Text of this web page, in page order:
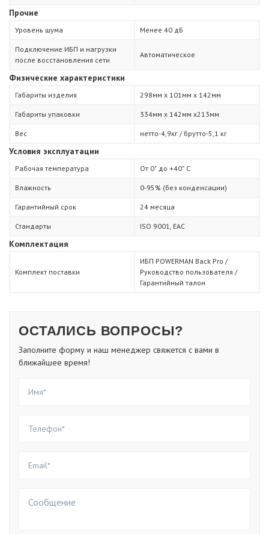
Прочие
Уровень шума Менее 40 дБ
Подключение ИБП и нагрузки
после восстановления сети
Автоматическое
Физические характеристики
Габариты изделия 298мм х 101мм х 142мм
Габариты упаковки 334мм х 142мм х213мм
Вес нетто-4,9кг / брутто-5,1 кг
Условия эксплуатации
Рабочая температура От 0˚ до +40˚ С
Влажность 0-95% (без конденсации)
Гарантийный срок 24 месяца
Стандарты ISO 9001, ЕАС
Комплектация
Комплект поставки
ИБП POWERMAN Back Pro /
Руководство пользователя /
Гарантийный талон
ОСТАЛИСЬ ВОПРОСЫ?
Заполните форму и наш менеджер свяжется с вами в
ближайшее время!